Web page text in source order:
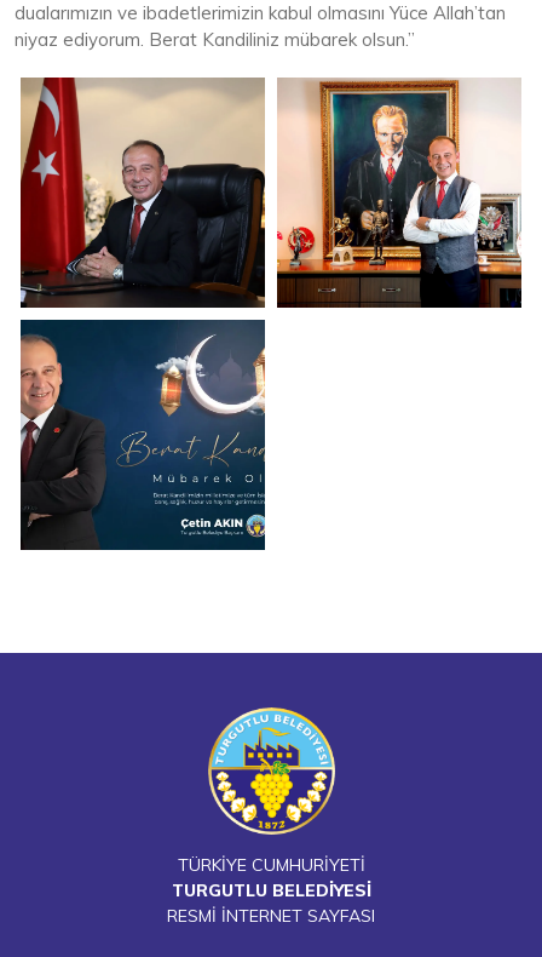
dualarımızın ve ibadetlerimizin kabul olmasını Yüce Allah’tan
niyaz ediyorum. Berat Kandiliniz mübarek olsun.”
TÜRKİYE CUMHURİYETİ
TURGUTLU BELEDİYESİ
RESMİ İNTERNET SAYFASI